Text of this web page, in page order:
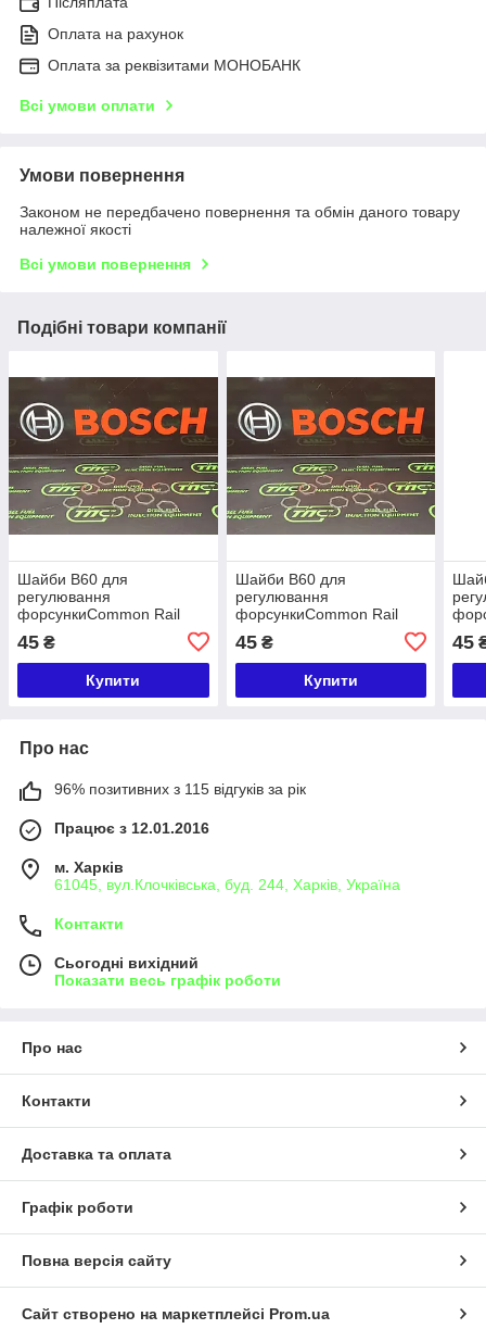
Оплата на рахунок
Оплата за реквізитами МОНОБАНК
Всі умови оплати
Умови повернення
Законом не передбачено повернення та обмін даного товару
належної якості
Всі умови повернення
Подібні товари компанії
Шайби B60 для
регулювання
форсункиCommon Rail
45 ₴
Купити
Шайби B60 для
регулювання
форсункиCommon Rail
45₴
Купити
45
Про нас
96% позитивних з 115 відгуків за рік
Працює з 12.01.2016
м. Харків
61045, вул.Клочківська, буд. 244, Харків, Україна
Контакти
Сьогодні вихідний
Показати весь графік роботи
Про нас
Контакти
Доставка та оплата
Графік роботи
Повна версія сайту
Сайт створено на маркетплейсі Prom.ua